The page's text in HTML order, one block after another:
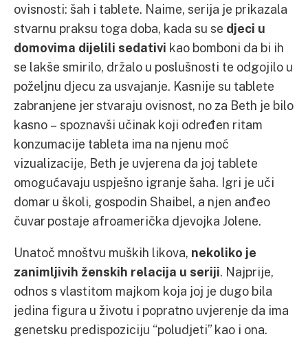
ovisnosti: šah i tablete. Naime, serija je prikazala
stvarnu praksu toga doba, kada su se djeci u
domovima dijelili sedativi kao bomboni da bi ih
se lakše smirilo, držalo u poslušnosti te odgojilo u
poželjnu djecu za usvajanje. Kasnije su tablete
zabranjene jer stvaraju ovisnost, no za Beth je bilo
kasno – spoznavši učinak koji određen ritam
konzumacije tableta ima na njenu moć
vizualizacije, Beth je uvjerena da joj tablete
omogućavaju uspješno igranje šaha. Igri je uči
domar u školi, gospodin Shaibel, a njen anđeo
čuvar postaje afroamerička djevojka Jolene.
Unatoč mnoštvu muških likova, nekoliko je
zanimljivih ženskih relacija u seriji. Najprije,
odnos s vlastitom majkom koja joj je dugo bila
jedina figura u životu i popratno uvjerenje da ima
genetsku predispoziciju “poludjeti” kao i ona.